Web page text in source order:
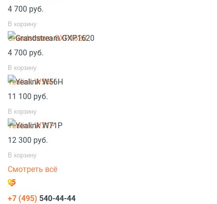
4 700 руб.
В корзину
Grandstream GXP1620
4 700 руб.
В корзину
Yealink W56H
11 100 руб.
В корзину
Yealink W71P
12 300 руб.
В корзину
Смотреть всё
+7 (495) 540-44-44